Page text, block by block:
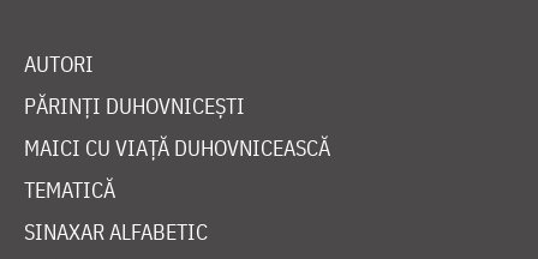
AUTORI
PĂRINȚI DUHOVNICEȘTI
MAICI CU VIAȚĂ DUHOVNICEASCĂ
TEMATICĂ
SINAXAR ALFABETIC